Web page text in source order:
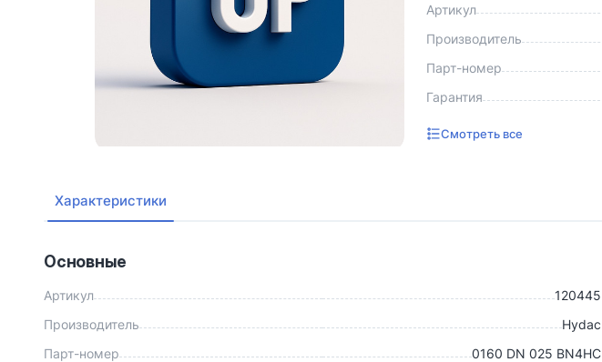
Артикул
Производитель
Парт-номер
Гарантия
Смотреть все
Характеристики
Основные
Артикул
120445
Производитель
Hydac
Парт-номер
0160 DN 025 BN4HC